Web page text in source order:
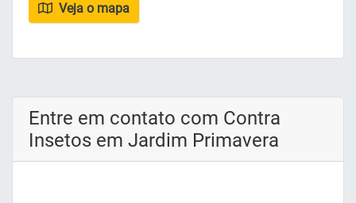
Veja o mapa
Entre em contato com Contra
Insetos em Jardim Primavera